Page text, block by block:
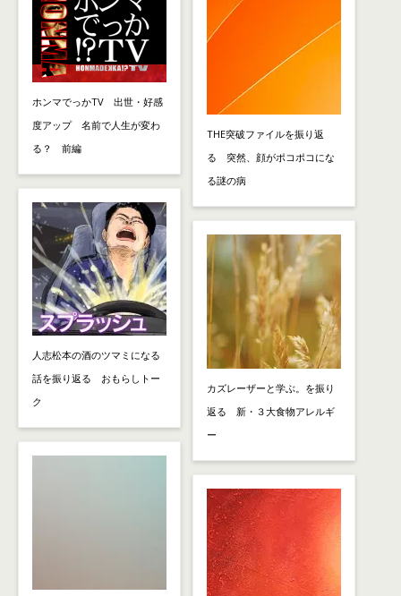
ホンマでっかTV 出世・好感
度アップ 名前で人生が変わ
る？ 前編
人志松本の酒のツマミになる
話を振り返る おもらしトー
ク
THE突破ファイルを振り返
る 突然、顔がポコポコにな
る謎の病
カズレーザーと学ぶ。を振り
返る 新・３大食物アレルギ
ー